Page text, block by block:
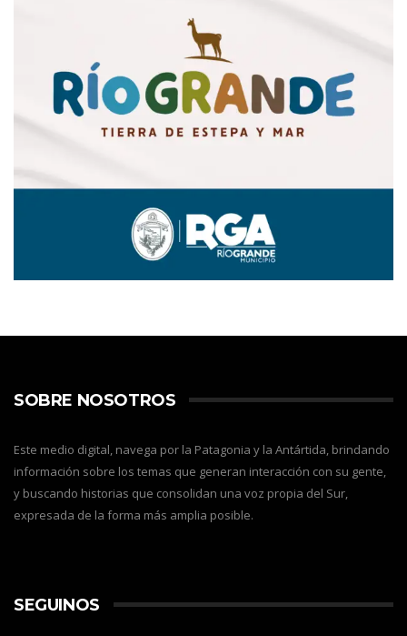
SOBRE NOSOTROS
Este medio digital, navega por la Patagonia y la Antártida, brindando
información sobre los temas que generan interacción con su gente,
y buscando historias que consolidan una voz propia del Sur,
expresada de la forma más amplia posible.
SEGUINOS